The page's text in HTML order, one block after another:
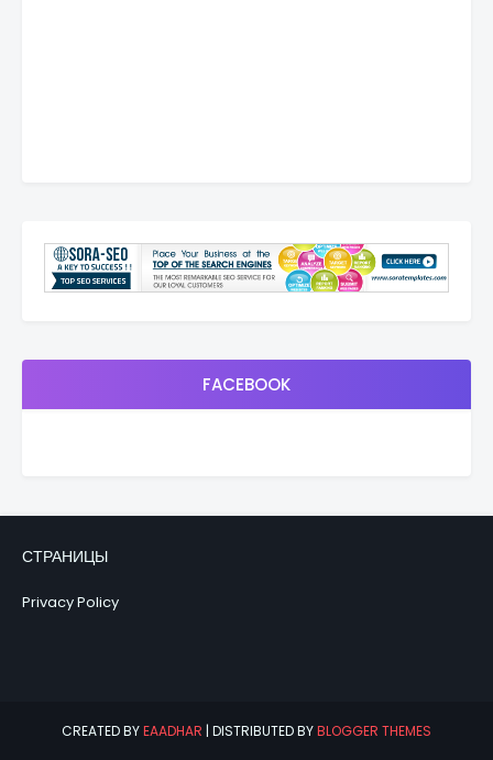
FACEBOOK
СТРАНИЦЫ
Privacy Policy
CREATED BYEAADHAR | DISTRIBUTED BYBLOGGER THEMES